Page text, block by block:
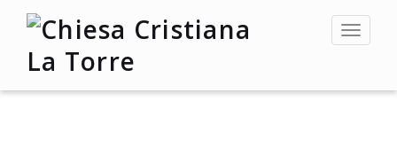
Toggle